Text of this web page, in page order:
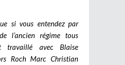
si vous entendez par
l’ancien régime tous
avec Blaise
Roch Marc Christian